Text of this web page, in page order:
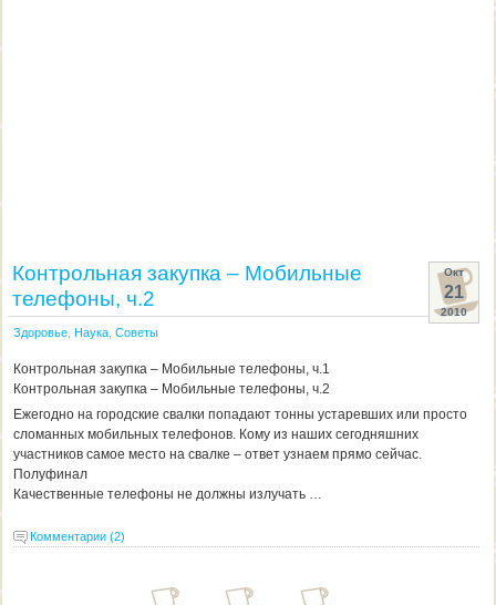
Окт
21
2010
Контрольная закупка – Мобильные
телефоны, ч.2
Здоровье ,Наука ,Советы
Контрольная закупка – Мобильные телефоны, ч.1
Контрольная закупка – Мобильные телефоны, ч.2
Ежегодно на городские свалки попадают тонны устаревших или просто
сломанных мобильных телефонов. Кому из наших сегодняшних
участников самое место на свалке – ответ узнаем прямо сейчас.
Полуфинал
Качественные телефоны не должны излучать …
Комментарии (2)